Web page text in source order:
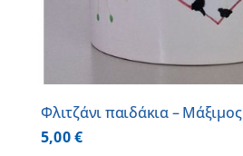
Φλιτζάνι παιδάκια – Μάξιμος
5,00€